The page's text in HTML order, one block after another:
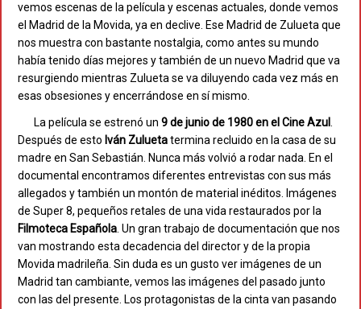
vemos escenas de la película y escenas actuales, donde vemos
el Madrid de la Movida, ya en declive. Ese Madrid de Zulueta que
nos muestra con bastante nostalgia, como antes su mundo
había tenido días mejores y también de un nuevo Madrid que va
resurgiendo mientras Zulueta se va diluyendo cada vez más en
esas obsesiones y encerrándose en sí mismo.
La película se estrenó un 9 de junio de 1980 en el Cine Azul.
Después de esto Iván Zuluetatermina recluido en la casa de su
madre en San Sebastián. Nunca más volvió a rodar nada. En el
documental encontramos diferentes entrevistas con sus más
allegados y también un montón de material inéditos. Imágenes
de Super 8, pequeños retales de una vida restaurados por la
Filmoteca Española. Un gran trabajo de documentación que nos
van mostrando esta decadencia del director y de la propia
Movida madrileña. Sin duda es un gusto ver imágenes de un
Madrid tan cambiante, vemos las imágenes del pasado junto
con las del presente. Los protagonistas de la cinta van pasando